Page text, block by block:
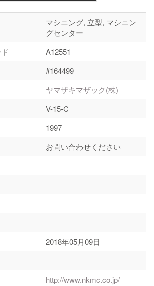
マシニング, 立型, マシニン
グセンター
A12551
#164499
ヤマザキマザック(株)
V-15-C
1997
お問い合わせください
2018年05月09日
http://www.nkmc.co.jp/